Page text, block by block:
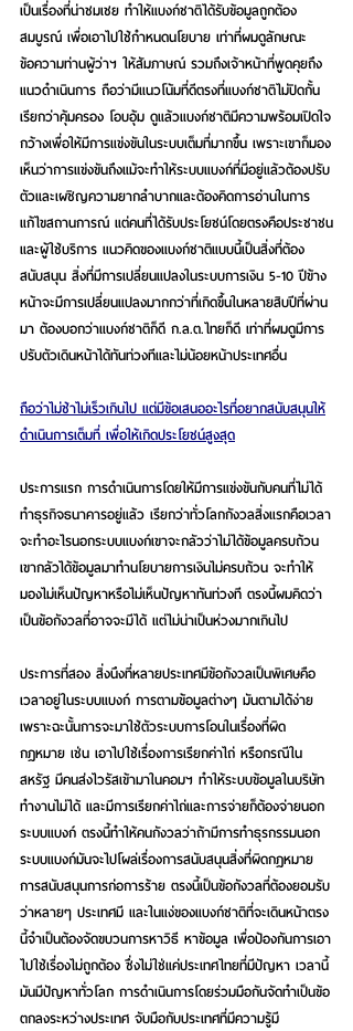
เป็นเรื่องที่น่าชมเชย ทำให้แบงก์ชาติได้รับข้อมูลถูกต้อง
สมบูรณ์ เพื่อเอาไปใช้กำหนดนโยบาย เท่าที่ผมดูลักษณะ
ข้อความท่านผู้ว่าฯ ให้สัมภาษณ์ รวมถึงเจ้าหน้าที่พูดคุยถึง
แนวดำเนินการ ถือว่ามีแนวโน้มที่ดีตรงที่แบงก์ชาติไม่ปิดกั้น
เรียกว่าคุ้มครอง โอบอุ้ม ดูแล้วแบงก์ชาติมีความพร้อมเปิดใจ
กว้างเพื่อให้มีการแข่งขันในระบบเต็มที่มากขึ้น เพราะเขาก็มอง
เห็นว่าการแข่งขันถึงแม้จะทำให้ระบบแบงก์ที่มีอยู่แล้วต้องปรับ
ตัวและเผชิญความยากลำบากและต้องคิดการอ่านในการ
แก้ไขสถานการณ์ แต่คนที่ได้รับประโยชน์โดยตรงคือประชาชน
และผู้ใช้บริการ แนวคิดของแบงก์ชาติแบบนี้เป็นสิ่งที่ต้อง
สนับสนุน สิ่งที่มีการเปลี่ยนแปลงในระบบการเงิน 5-10 ปีข้าง
หน้าจะมีการเปลี่ยนแปลงมากกว่าที่เกิดขึ้นในหลายสิบปีที่ผ่าน
มา ต้องบอกว่าแบงก์ชาติก็ดี ก.ล.ต.ไทยก็ดี เท่าที่ผมดูมีการ
ปรับตัวเดินหน้าได้ทันท่วงทีและไม่น้อยหน้าประเทศอื่น
ถือว่าไม่ช้าไม่เร็วเกินไป แต่มีข้อเสนออะไรที่อยากสนับสนุนให้
ดำเนินการเต็มที่ เพื่อให้เกิดประโยชน์สูงสุด
ประการแรก การดำเนินการโดยให้มีการแข่งขันกับคนที่ไม่ได้
ทำธุรกิจธนาคารอยู่แล้ว เรียกว่าทั่วโลกกังวลสิ่งแรกคือเวลา
จะทำอะไรนอกระบบแบงก์เขาจะกลัวว่าไม่ได้ข้อมูลครบถ้วน
เขากลัวได้ข้อมูลมาทำนโยบายการเงินไม่ครบถ้วน จะทำให้
มองไม่เห็นปัญหาหรือไม่เห็นปัญหาทันท่วงที ตรงนี้ผมคิดว่า
เป็นข้อกังวลที่อาจจะมีได้ แต่ไม่น่าเป็นห่วงมากเกินไป
ประการที่สอง สิ่งนึงที่หลายประเทศมีข้อกังวลเป็นพิเศษคือ
เวลาอยู่ในระบบแบงก์ การตามข้อมูลต่างๆ มันตามได้ง่าย
เพราะฉะนั้นการจะมาใช้ตัวระบบการโอนในเรื่องที่ผิด
กฎหมาย เช่น เอาไปใช้เรื่องการเรียกค่าไถ่ หรือกรณีใน
สหรัฐ มีคนส่งไวรัสเข้ามาในคอมฯ ทำให้ระบบข้อมูลในบริษัท
ทำงานไม่ได้ และมีการเรียกค่าไถ่และการจ่ายก็ต้องจ่ายนอก
ระบบแบงก์ ตรงนี้ทำให้คนกังวลว่าถ้ามีการทำธุรกรรมนอก
ระบบแบงก์มันจะไปโผล่เรื่องการสนับสนุนสิ่งที่ผิดกฎหมาย
การสนับสนุนการก่อการร้าย ตรงนี้เป็นข้อกังวลที่ต้องยอมรับ
ว่าหลายๆ ประเทศมี และในแง่ของแบงก์ชาติที่จะเดินหน้าตรง
นี้จำเป็นต้องจัดขบวนการหาวิธี หาข้อมูล เพื่อป้องกันการเอา
ไปใช้เรื่องไม่ถูกต้อง ซึ่งไม่ใช่แค่ประเทศไทยที่มีปัญหา เวลานี้
มันมีปัญหาทั่วโลก การดำเนินการโดยร่วมมือกันจัดทำเป็นข้อ
ตกลงระหว่างประเทศ จับมือกับประเทศที่มีความรู้มี